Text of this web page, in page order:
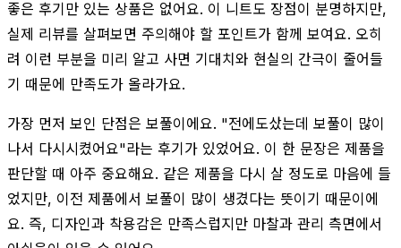
좋은 후기만 있는 상품은 없어요. 이 니트도 장점이 분명하지만,
실제 리뷰를 살펴보면 주의해야 할 포인트가 함께 보여요. 오히
려 이런 부분을 미리 알고 사면 기대치와 현실의 간극이 줄어들
기 때문에 만족도가 올라가요.
가장 먼저 보인 단점은 보풀이에요. "전에도샀는데 보풀이 많이
나서 다시시켰어요"라는 후기가 있었어요. 이 한 문장은 제품을
판단할 때 아주 중요해요. 같은 제품을 다시 살 정도로 마음에 들
었지만, 이전 제품에서 보풀이 많이 생겼다는 뜻이기 때문이에
요. 즉, 디자인과 착용감은 만족스럽지만 마찰과 관리 측면에서